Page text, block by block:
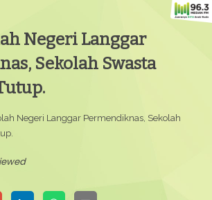
Negeri Langgar
Sekolah Swasta
Negeri Langgar Permendiknas, Sekolah